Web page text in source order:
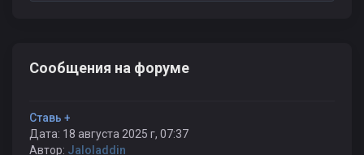
Сообщения на форуме
Ставь +
Дата: 18 августа 2025 г, 07:37
Автор: Jaloladdin